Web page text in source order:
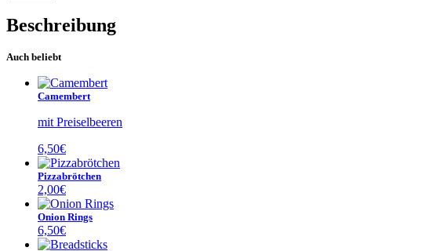
Beschreibung
Auch beliebt
Camembert
mit Preiselbeeren
6,50€
Pizzabrötchen
2,00€
Onion Rings
6,50€